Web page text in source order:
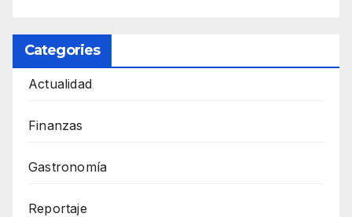
Categories
Actualidad
Finanzas
Gastronomía
Reportaje